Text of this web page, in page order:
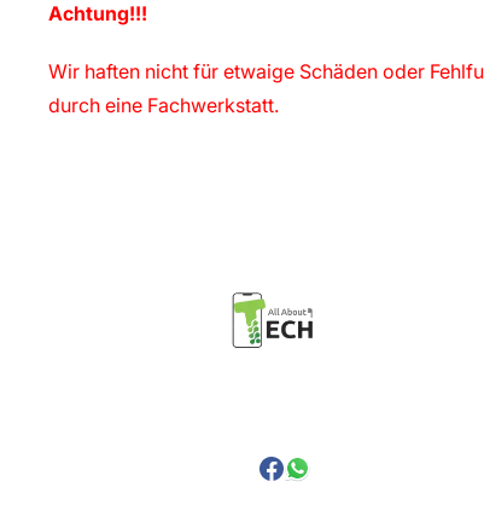
Achtung!!!
Wir haften nicht für etwaige Schäden oder
durch eine Fachwerkstatt.